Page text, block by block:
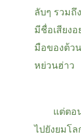
ลับๆ รวมถึ
มีชื่อเสียง
มือของต้ว
หย่วนฮ่าว
แต่ตอ
ไปยังยมโ